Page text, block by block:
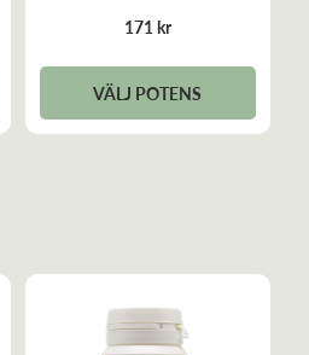
171 kr
VÄLJ POTENS